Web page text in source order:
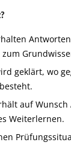
geklärt, wo
auf
Weiterlernen.